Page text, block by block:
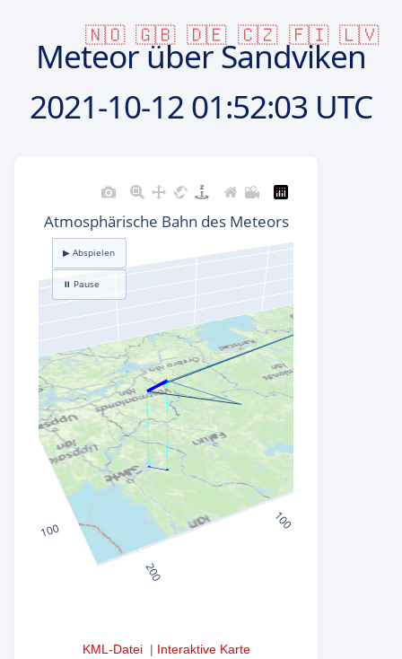
🇳🇴 🇬🇧 🇩🇪 🇨🇿 🇫🇮 🇱🇻
Meteor über Sandviken
2021-10-1201:52:03 UTC
KML-Datei| Interaktive Karte